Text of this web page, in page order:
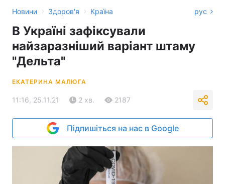
Новини › Здоров'я › Країна рус
В Україні зафіксували
найзаразніший варіант штаму
"Дельта"
ЕКАТЕРИНА МАЛЮГА
11:16, 25.11.21 2 хв. 2187
Підпишіться на нас в Google